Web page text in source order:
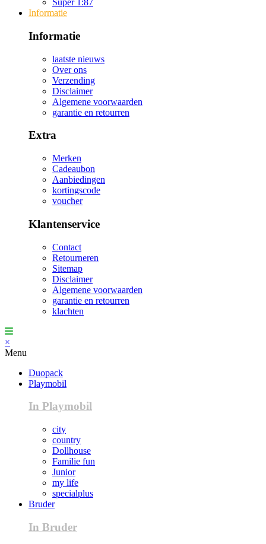
Super 1:87
Informatie
Informatie
laatste nieuws
Over ons
Verzending
Disclaimer
Algemene voorwaarden
garantie en retourren
Extra
Merken
Cadeaubon
Aanbiedingen
kortingscode
voucher
Klantenservice
Contact
Retourneren
Sitemap
Disclaimer
Algemene voorwaarden
garantie en retourren
klachten
×
Menu
Duopack
Playmobil
In Playmobil
city
country
Dollhouse
Familie fun
Junior
my life
specialplus
Bruder
In Bruder